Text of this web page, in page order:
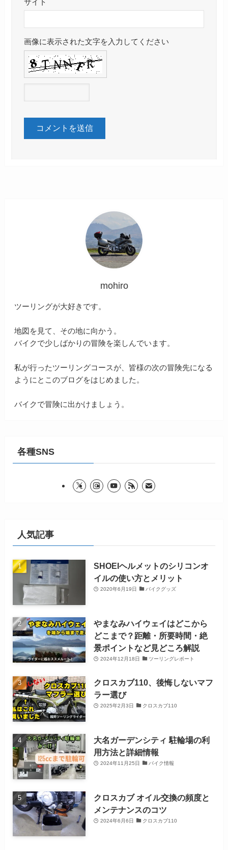
サイト
画像に表示された文字を入力してください
mohiro
ツーリングが大好きです。
地図を見て、その地に向かう。
バイクで少しばかりの冒険を楽しんでいます。
私が行ったツーリングコースが、皆様の次の冒険先になる
ようにとこのブログをはじめました。
バイクで冒険に出かけましょう。
各種SNS
人気記事
SHOEIヘルメットのシリコンオ
イルの使い方とメリット
2020年6月19日 バイクグッズ
やまなみハイウェイはどこから
どこまで？距離・所要時間・絶
景ポイントなど見どころ解説
2024年12月18日 ツーリングレポート
クロスカブ110、後悔しないマフ
ラー選び
2025年2月3日 クロスカブ110
大名ガーデンシティ 駐輪場の利
用方法と詳細情報
2024年11月25日 バイク情報
クロスカブ オイル交換の頻度と
メンテナンスのコツ
2024年6月6日 クロスカブ110